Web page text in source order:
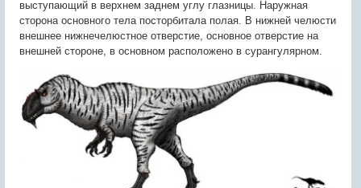
выступающий в верхнем заднем углу глазницы. Наружная
сторона основного тела посторбитала полая. В нижней челюсти
внешнее нижнечелюстное отверстие, основное отверстие на
внешней стороне, в основном расположено в сурангулярном.